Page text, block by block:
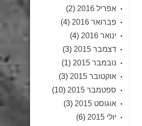
אפריל 2016
(2)
פברואר 2016
(4)
ינואר 2016
(4)
דצמבר 2015
(3)
נובמבר 2015
(1)
אוקטובר 2015
(3)
ספטמבר 2015
(10)
אוגוסט 2015
(3)
יולי 2015
(6)